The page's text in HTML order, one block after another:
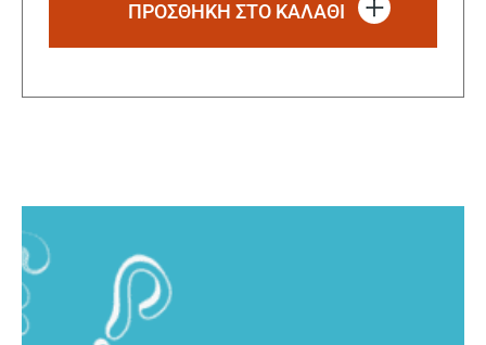
ΠΡΟΣΘΗΚΗ ΣΤΟ ΚΑΛΑΘΙ